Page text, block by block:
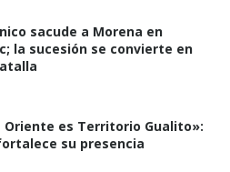
sacude a Morena en
la sucesión se convierte en
Oriente es Territorio Gualito»:
su presencia